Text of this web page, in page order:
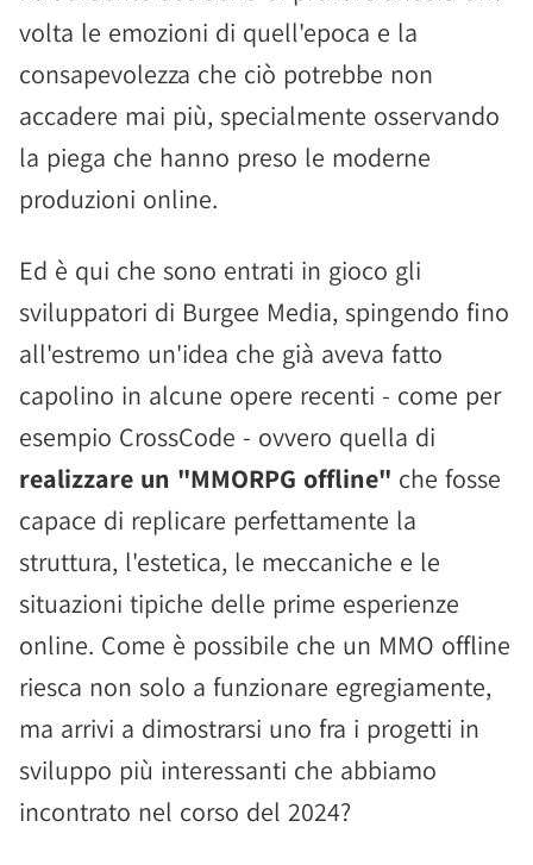
volta le emozioni di quell'epoca e la
consapevolezza che ciò potrebbe non
accadere mai più, specialmente osservando
la piega che hanno preso le moderne
produzioni online.
Ed è qui che sono entrati in gioco gli
sviluppatori di Burgee Media, spingendo fino
all'estremo un'idea che già aveva fatto
capolino in alcune opere recenti - come per
esempio CrossCode - ovvero quella di
realizzare un "MMORPG offline" che fosse
capace di replicare perfettamente la
struttura, l'estetica, le meccaniche e le
situazioni tipiche delle prime esperienze
online. Come è possibile che un MMO offline
riesca non solo a funzionare egregiamente,
ma arrivi a dimostrarsi uno fra i progetti in
sviluppo più interessanti che abbiamo
incontrato nel corso del 2024?